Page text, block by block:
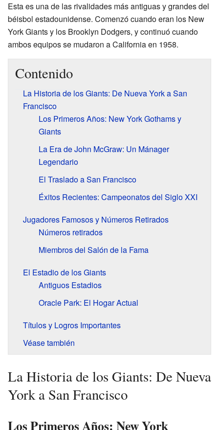
Esta es una de las rivalidades más antiguas y grandes del
béisbol estadounidense. Comenzó cuando eran los New
York Giants y los Brooklyn Dodgers, y continuó cuando
ambos equipos se mudaron a California en 1958.
Contenido
La Historia de los Giants: De Nueva York a San
Francisco
Los Primeros Años: New York Gothams y
Giants
La Era de John McGraw: Un Mánager
Legendario
El Traslado a San Francisco
Éxitos Recientes: Campeonatos del Siglo XXI
Jugadores Famosos y Números Retirados
Números retirados
Miembros del Salón de la Fama
El Estadio de los Giants
Antiguos Estadios
Oracle Park: El Hogar Actual
Títulos y Logros Importantes
Véase también
La Historia de los Giants: De Nueva
York a San Francisco
Los Primeros Años: New York